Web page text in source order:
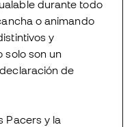
durante todo
o animando
y
solo son un
de
Pacers y la